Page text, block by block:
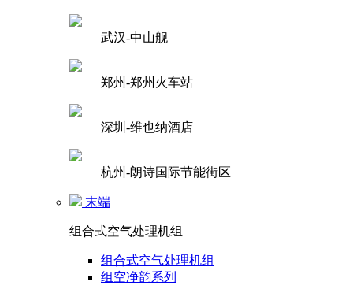
武汉-中山舰
郑州-郑州火车站
深圳-维也纳酒店
杭州-朗诗国际节能街区
末端
组合式空气处理机组
组合式空气处理机组
组空净韵系列